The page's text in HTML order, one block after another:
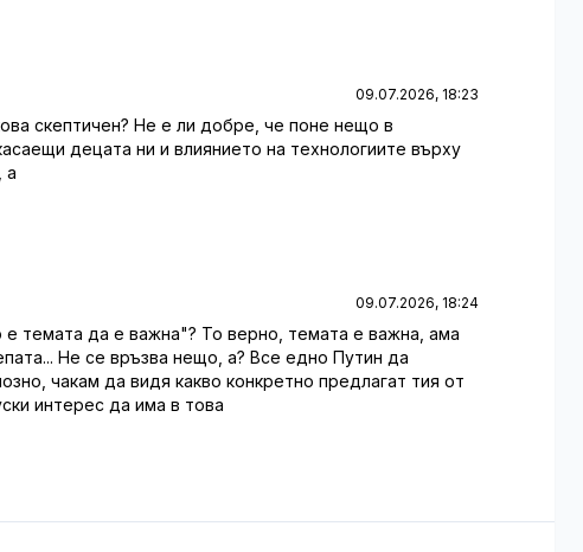
09.07.2026, 18:23
скептичен? Не е ли добре, че поне нещо в
децата ни и влиянието на технологиите върху
а
09.07.2026, 18:24
е темата да е важна"? То верно, темата е важна, ама
Не се връзва нещо, а? Все едно Путин да
чакам да видя какво конкретно предлагат тия от
интерес да има в това